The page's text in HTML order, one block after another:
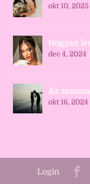
okt 10, 2025
Hogyan
dec 4, 2024
Az
okt 16, 2024
Login